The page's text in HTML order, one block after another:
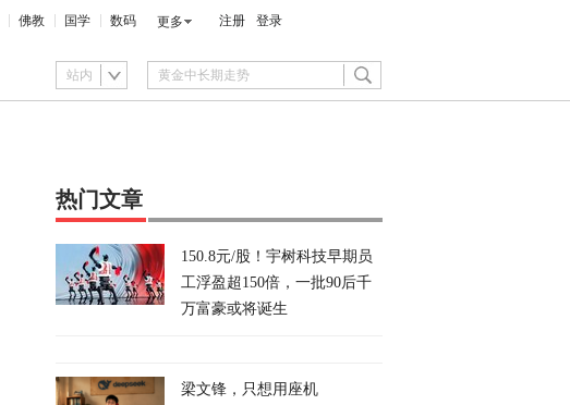
佛教 国学 数码 更多 注册 登录
站内
热门文章
150.8元/股！宇树科技早期员
工浮盈超150倍，一批90后千
万富豪或将诞生
梁文锋，只想用座机